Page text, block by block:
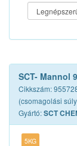
STARLINE
SCT- Mannol
Cikkszám:
(csomagolási
Gyártó:SCT
5KG